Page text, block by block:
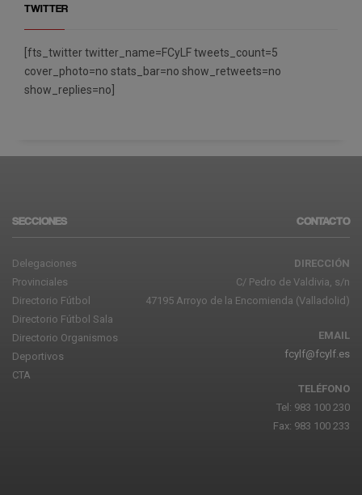
TWITTER
[fts_twitter twitter_name=FCyLF tweets_count=5
cover_photo=no stats_bar=no show_retweets=no
show_replies=no]
SECCIONES
Delegaciones
Provinciales
Directorio Fútbol
Directorio Fútbol Sala
Directorio Organismos
Deportivos
CTA
CONTACTO
DIRECCIÓN
C/ Pedro de Valdivia, s/n
47195 Arroyo de la Encomienda (Valladolid)
EMAIL
fcylf@fcylf.es
TELÉFONO
Tel: 983 100 230
Fax: 983 100 233